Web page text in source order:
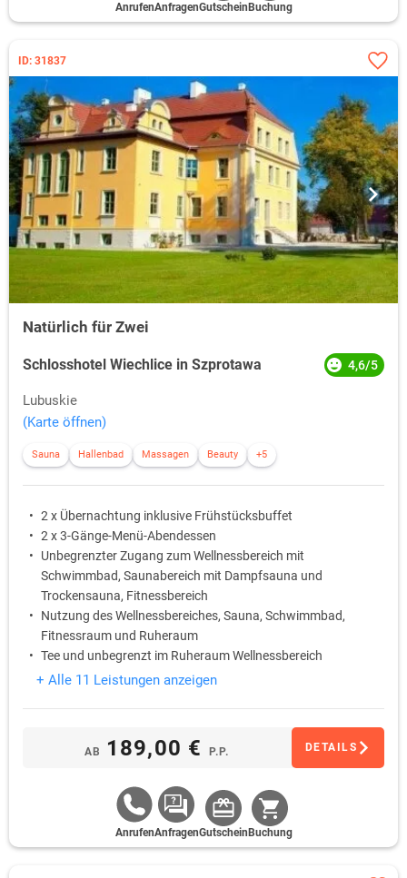
AnrufenAnfragenGutschein Buchung
ID: 31837
Natürlich für Zwei
Schlosshotel Wiechlice in Szprotawa 4,6/5
Lubuskie
(Karte öffnen)
Sauna Hallenbad Massagen Beauty +5
2 x Übernachtung inklusive Frühstücksbuffet
2 x 3-Gänge-Menü-Abendessen
Unbegrenzter Zugang zum Wellnessbereich mit
Schwimmbad, Saunabereich mit Dampfsauna und
Trockensauna, Fitnessbereich
Nutzung des Wellnessbereiches, Sauna, Schwimmbad,
Fitnessraum und Ruheraum
Tee und unbegrenzt im Ruheraum Wellnessbereich
entspannen
+ Alle 11 Leistungen anzeigen
AB 189,00 € P.P. DETAILS
AnrufenAnfragenGutschein Buchung